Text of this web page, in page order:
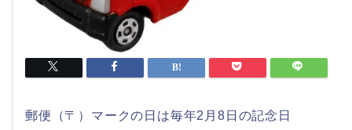
郵便（〒）マークの日は毎年2月8日の記念日